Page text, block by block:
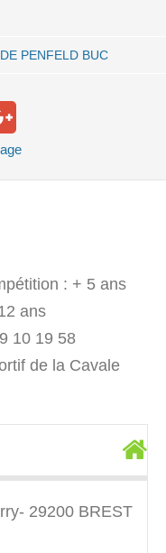
PENFELD BUC
: + 5 ans
ans
10 19 58
de la Cavale
29200 BREST